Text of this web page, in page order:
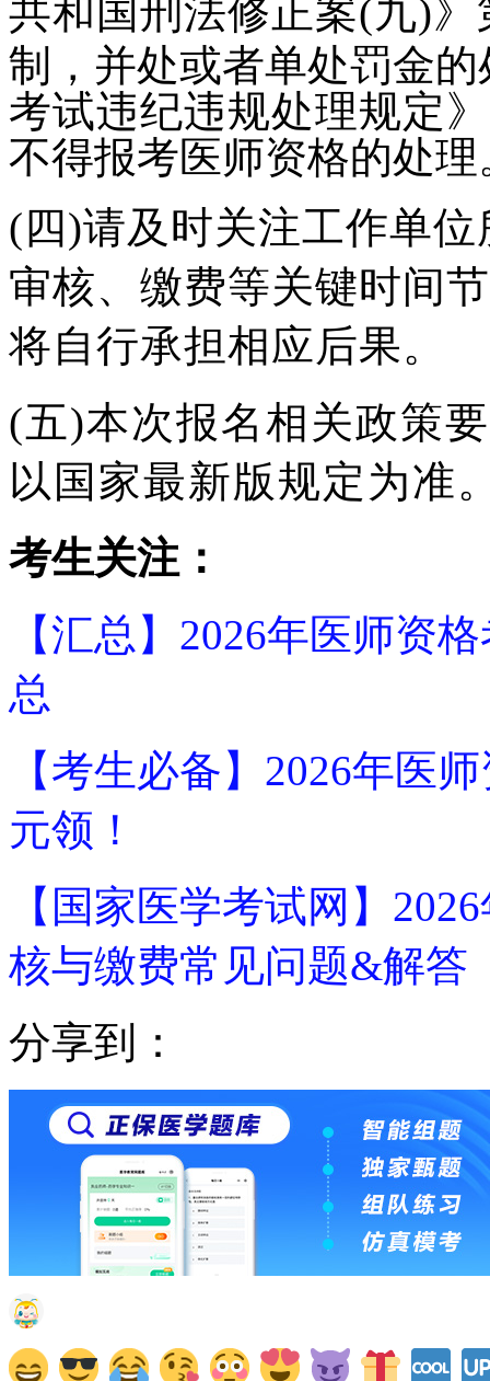
共和国刑法修正案(九)》
制，并处或者单处罚金的
考试违纪违规处理规定
不得报考医师资格的处理
(四)请及时关注工作单位
审核、缴费等关键时间
将自行承担相应后果。
(五)本次报名相关政策
以国家最新版规定为准
考生关注：
【汇总】2026年医师资
总
【考生必备】2026年医
元领！
【国家医学考试网】
核与缴费常见问题&解答
分享到：